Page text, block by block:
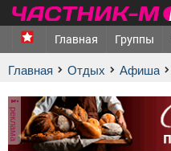
Главная Группы
Главная Отдых афиша
реклама